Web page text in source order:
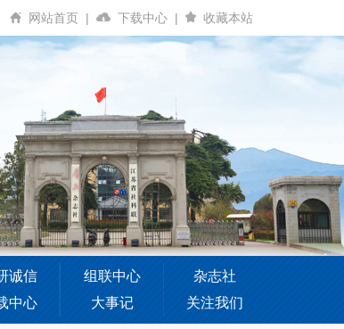
网站首页 | 下载中心 | 收藏本站
诚信 组联中心
杂志社
中心 大事记 关注我们